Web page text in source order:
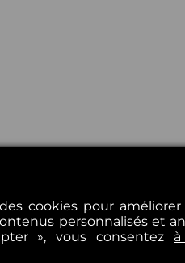
cookies pour
personnalisés et
», vous consentez